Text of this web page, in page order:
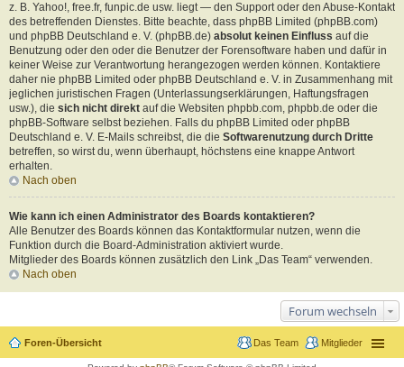
z. B. Yahoo!, free.fr, funpic.de usw. liegt — den Support oder den Abuse-Kontakt
des betreffenden Dienstes. Bitte beachte, dass phpBB Limited (phpBB.com)
und phpBB Deutschland e. V. (phpBB.de) absolut keinen Einfluss auf die
Benutzung oder den oder die Benutzer der Forensoftware haben und dafür in
keiner Weise zur Verantwortung herangezogen werden können. Kontaktiere
daher nie phpBB Limited oder phpBB Deutschland e. V. in Zusammenhang mit
jeglichen juristischen Fragen (Unterlassungserklärungen, Haftungsfragen
usw.), die sich nicht direkt auf die Websiten phpbb.com, phpbb.de oder die
phpBB-Software selbst beziehen. Falls du phpBB Limited oder phpBB
Deutschland e. V. E-Mails schreibst, die die Softwarenutzung durch Dritte
betreffen, so wirst du, wenn überhaupt, höchstens eine knappe Antwort
erhalten.
Nach oben
Wie kann ich einen Administrator des Boards kontaktieren?
Alle Benutzer des Boards können das Kontaktformular nutzen, wenn die
Funktion durch die Board-Administration aktiviert wurde.
Mitglieder des Boards können zusätzlich den Link „Das Team“ verwenden.
Nach oben
Forum wechseln
Foren-Übersicht Mitglieder
Das Team